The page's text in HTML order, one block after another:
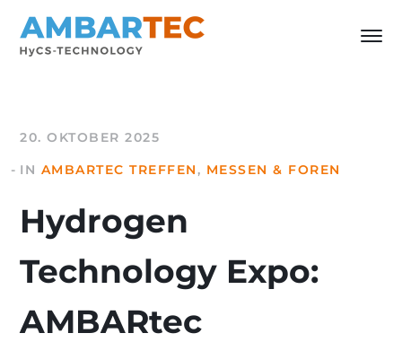
20. OKTOBER 2025
IN AMBARTEC TREFFEN, MESSEN & FOREN
Hydrogen
Technology Expo:
AMBARtec